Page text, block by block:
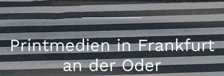
Printmedien in Frankfurt
an der Oder